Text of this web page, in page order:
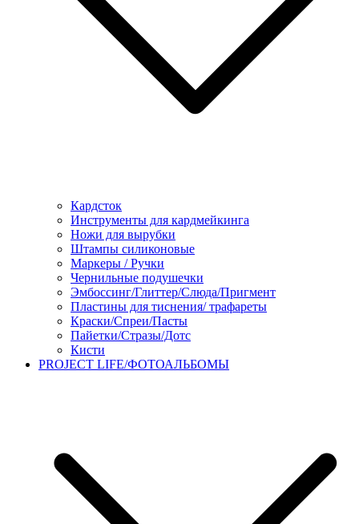
Кардсток
Инструменты для кардмейкинга
Ножи для вырубки
Штампы силиконовые
Маркеры / Ручки
Чернильные подушечки
Эмбоссинг/Глиттер/Слюда/Пригмент
Пластины для тиснения/ трафареты
Краски/Спреи/Пасты
Пайетки/Стразы/Дотс
Кисти
PROJECT LIFE/ФОТОАЛЬБОМЫ